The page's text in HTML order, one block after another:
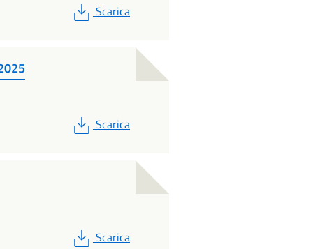
PDF
Scarica
PDF
Scarica
PDF
Scarica